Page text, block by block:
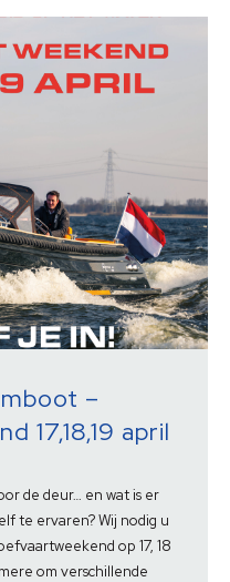
–
17,18,19 april
de deur… en wat is er
te ervaren? Wij nodig u
op 17, 18
om verschillende